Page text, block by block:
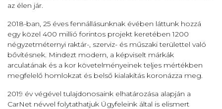
az élen jár.
2018-ban, 25 éves fennállásunknak évében láttunk hozzá
egy közel 400 millió forintos projekt keretében 1200
négyzetméternyi raktár-, szerviz- és műszaki területtel való
bővítésnek. Mindezt modern, a képviselt márkák
arculatának és a kor követelményeinek teljes mértékben
megfelelő homlokzat és belső kialakítás koronázza meg.
2019 év végével tulajdonosaink elhatározása alapján a
CarNet névvel folytathatjuk Ügyfeleink által is elismert